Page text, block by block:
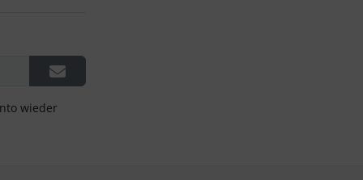
wieder